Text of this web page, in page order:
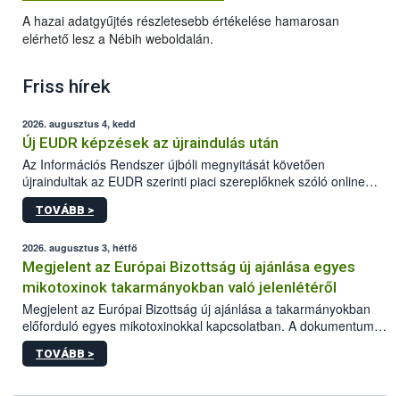
A hazai adatgyűjtés részletesebb értékelése hamarosan
elérhető lesz a Nébih weboldalán.
Friss hírek
2026. augusztus 4, kedd
Új EUDR képzések az újraindulás után
Az Információs Rendszer újbóli megnyitását követően
újraindultak az EUDR szerinti piaci szereplőknek szóló online
képzések.
TOVÁBB >
2026. augusztus 3, hétfő
Megjelent az Európai Bizottság új ajánlása egyes
mikotoxinok takarmányokban való jelenlétéről
Megjelent az Európai Bizottság új ajánlása a takarmányokban
előforduló egyes mikotoxinokkal kapcsolatban. A dokumentum
2027-től új irányértékek alkalmazását írja elő, és a jelenleg
hatályos uniós ajánlások helyébe lép.
TOVÁBB >